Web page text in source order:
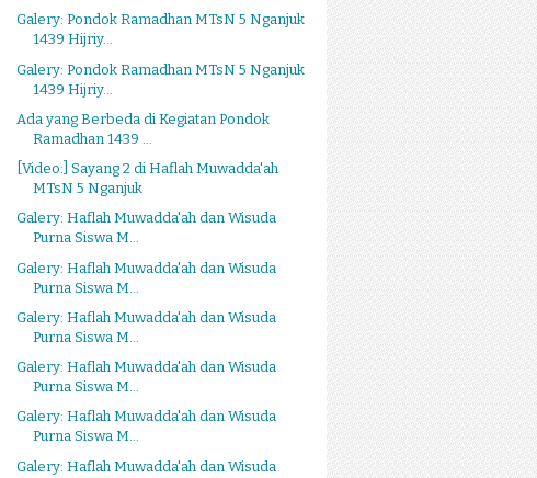
Galery: Pondok Ramadhan MTsN 5 Nganjuk
1439 Hijriy...
Galery: Pondok Ramadhan MTsN 5 Nganjuk
1439 Hijriy...
Ada yang Berbeda di Kegiatan Pondok
Ramadhan 1439 ...
[Video:] Sayang 2 di Haflah Muwadda'ah
MTsN 5 Nganjuk
Galery: Haflah Muwadda'ah dan Wisuda
Purna Siswa M...
Galery: Haflah Muwadda'ah dan Wisuda
Purna Siswa M...
Galery: Haflah Muwadda'ah dan Wisuda
Purna Siswa M...
Galery: Haflah Muwadda'ah dan Wisuda
Purna Siswa M...
Galery: Haflah Muwadda'ah dan Wisuda
Purna Siswa M...
Galery: Haflah Muwadda'ah dan Wisuda